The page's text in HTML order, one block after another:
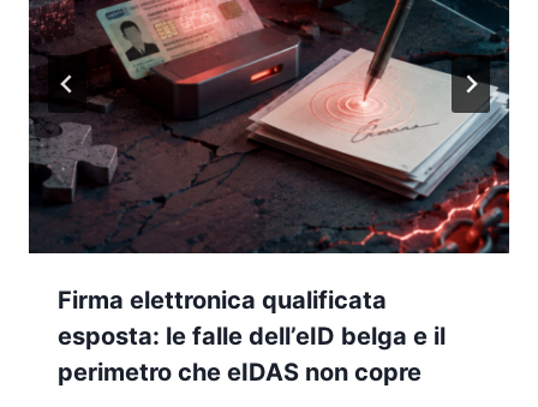
Firma elettronica qualificata
esposta: le falle dell’eID belga e il
perimetro che eIDAS non copre